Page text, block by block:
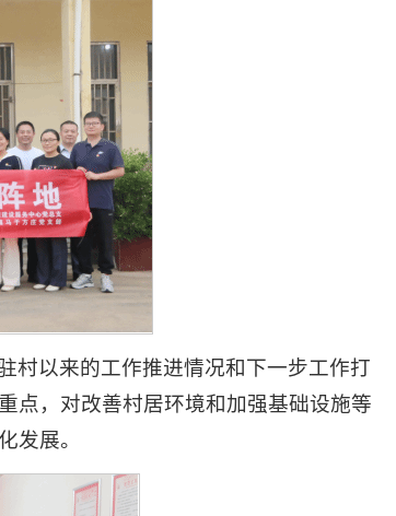
村以来的工作推进情况和下一步工作打
点，对改善村居环境和加强基础设施等
发展。